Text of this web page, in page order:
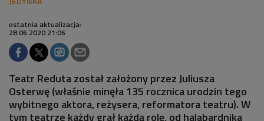
ostatnia aktualizacja:
28.06.2020 21:06
Teatr Reduta został założony przez Juliusza
Osterwę (właśnie minęła 135 rocznica urodzin tego
wybitnego aktora, reżysera, reformatora teatru). W
tym teatrze każdy grał każdą rolę, od halabardnika